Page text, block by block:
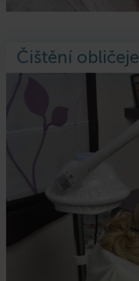
Čištění obličeje